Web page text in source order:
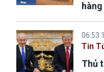
06:53
Tin
Thủ